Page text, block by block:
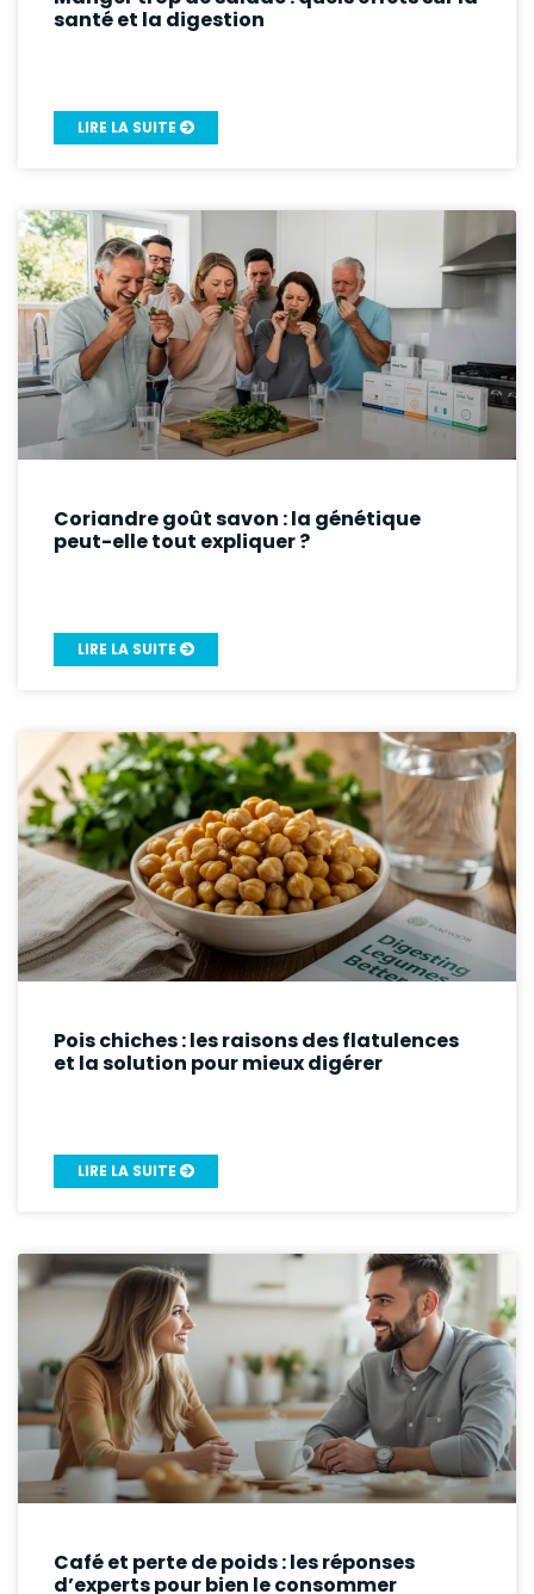
santé et la digestion
LIRE LA SUITE
Coriandre goût savon : la génétique
peut-elle tout expliquer ?
LIRE LA SUITE
Pois chiches : les raisons des flatulences
et la solution pour mieux digérer
LIRE LA SUITE
Café et perte de poids : les réponses
d’experts pour bien le consommer